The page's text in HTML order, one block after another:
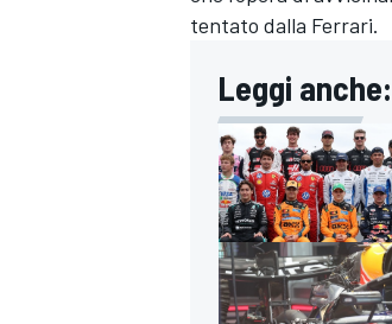
tentato dalla Ferrari.
Leggi anche: